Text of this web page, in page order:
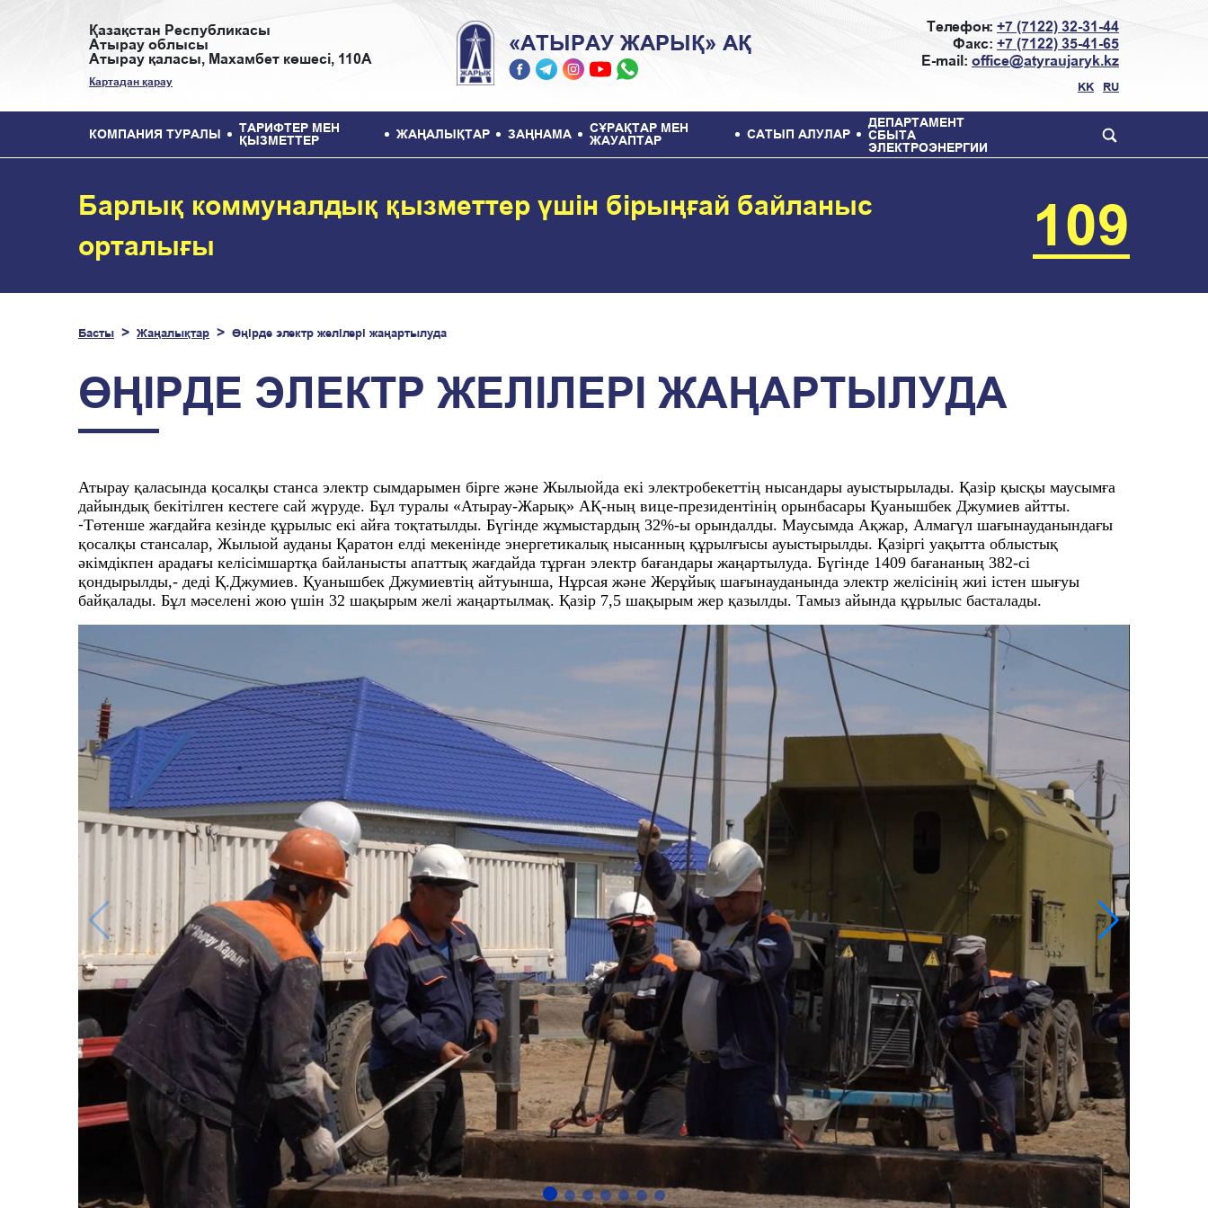
Қазақстан Республикасы
Атырау облысы
Атырау қаласы, Махамбет көшесі, 110А
Картадан қарау
«АТЫРАУ ЖАРЫҚ» АҚ
Телефон: +7 (7122) 32-31-44
Факс: +7 (7122) 35-41-65
E-mail: office@atyraujaryk.kz
KK RU
КОМПАНИЯ ТУРАЛЫ
ТАРИФТЕР МЕН
ҚЫЗМЕТТЕР
ЖАҢАЛЫҚТАР ЗАҢНАМА
СҰРАҚТАР МЕН
ЖАУАПТАР
САТЫП АЛУЛАР
ДЕПАРТАМЕНТ
СБЫТА
ЭЛЕКТРОЭНЕРГИИ
Барлық коммуналдық қызметтер үшін бірыңғай байланыс
орталығы
109
Басты Жаңалықтар Өңірде электр желілері жаңартылуда
ӨҢІРДЕ ЭЛЕКТР ЖЕЛІЛЕРІ ЖАҢАРТЫЛУДА
Атырау қаласында қосалқы станса электр сымдарымен бірге және Жылыойда екі электробекеттің нысандары ауыстырылады. Қазір қысқы маусымға
дайындық бекітілген кестеге сай жүруде. Бұл туралы «Атырау-Жарық» АҚ-ның вице-президентінің орынбасары Қуанышбек Джумиев айтты.
⁃Төтенше жағдайға кезінде құрылыс екі айға тоқтатылды. Бүгінде жұмыстардың 32%-ы орындалды. Маусымда Ақжар, Алмагүл шағынауданындағы
қосалқы стансалар, Жылыой ауданы Қаратон елді мекенінде энергетикалық нысанның құрылғысы ауыстырылды. Қазіргі уақытта облыстық
әкімдікпен арадағы келісімшартқа байланысты апаттық жағдайда тұрған электр бағандары жаңартылуда. Бүгінде 1409 бағананың 382-сі
қондырылды,- деді Қ.Джумиев. Қуанышбек Джумиевтің айтуынша, Нұрсая және Жерұйық шағынауданында электр желісінің жиі істен шығуы
байқалады. Бұл мәселені жою үшін 32 шақырым желі жаңартылмақ. Қазір 7,5 шақырым жер қазылды. Тамыз айында құрылыс басталады.